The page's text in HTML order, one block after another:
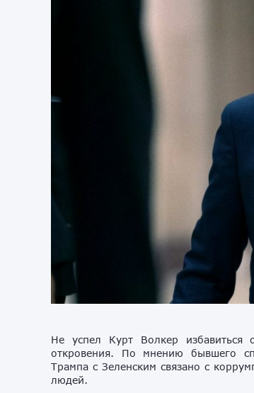
Не успел Курт Волкер избавиться
откровения. По мнению бывшего
Трампа с Зеленским связано с
людей.